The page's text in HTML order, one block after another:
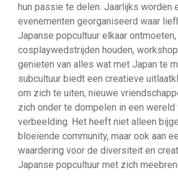
hun passie te delen. Jaarlijks worden
evenementen georganiseerd waar
Japanse popcultuur elkaar ontmoeten,
cosplaywedstrijden houden,
genieten van alles wat met Japan te
subcultuur biedt een creatieve
om zich te uiten, nieuwe
zich onder te dompelen in een
verbeelding. Het heeft niet alleen
bloeiende community, maar ook aan
waardering voor de diversiteit en
Japanse popcultuur met zich